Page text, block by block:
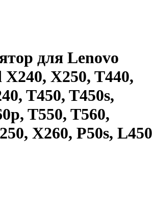
для Lenovo
X250, T440,
T450, T450s,
T550, T560,
X260, P50s, L450